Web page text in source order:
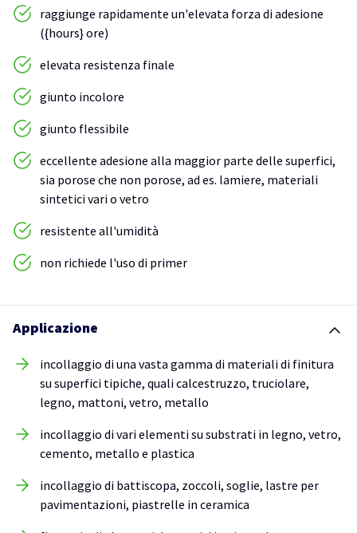
raggiunge rapidamente un'elevata forza di adesione
({hours} ore)
elevata resistenza finale
giunto incolore
giunto flessibile
eccellente adesione alla maggior parte delle superfici,
sia porose che non porose, ad es. lamiere, materiali
sintetici vari o vetro
resistente all'umidità
non richiede l'uso di primer
Applicazione
incollaggio di una vasta gamma di materiali di finitura
su superfici tipiche, quali calcestruzzo, truciolare,
legno, mattoni, vetro, metallo
incollaggio di vari elementi su substrati in legno, vetro,
cemento, metallo e plastica
incollaggio di battiscopa, zoccoli, soglie, lastre per
pavimentazioni, piastrelle in ceramica